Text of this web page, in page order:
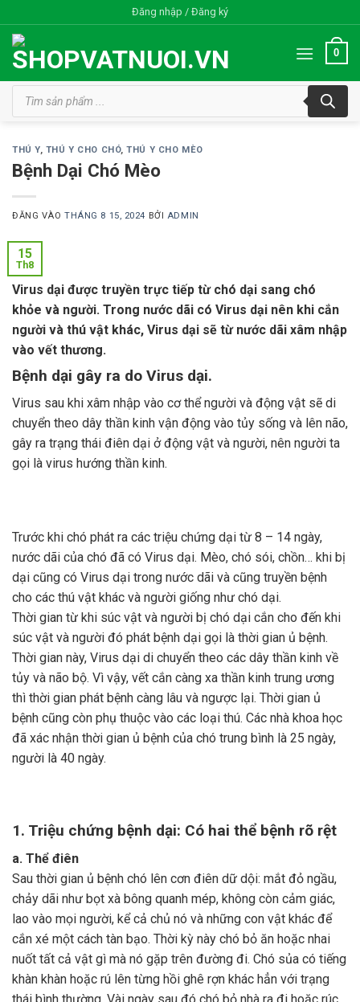
qua
nội
dung
Đăng nhập / Đăng ký
0
Tìm
kiếm
phẩm
THÚ Y, THÚ Y CHO CHÓ,THÚ Y CHO MÈO
Bệnh Dại Chó Mèo
ĐĂNG VÀOTHÁNG 8 15, 2024 BỞI ADMIN
15
Th8
Virus dại được truyền trực tiếp từ chó dại sang chó
khỏe và người. Trong nước dãi có Virus dại nên khi cắn
người và thú vật khác, Virus dại sẽ từ nước dãi xâm nhập
vào vết thương.
Bệnh dại gây ra do Virus dại.
Virus sau khi xâm nhập vào cơ thể người và động vật sẽ di
chuyển theo dây thần kinh vận động vào tủy sống và lên não,
gây ra trạng thái điên dại ở động vật và người, nên người ta
gọi là virus hướng thần kinh.
Trước khi chó phát ra các triệu chứng dại từ 8 – 14 ngày,
nước dãi của chó đã có Virus dại. Mèo, chó sói, chồn… khi bị
dại cũng có Virus dại trong nước dãi và cũng truyền bệnh
cho các thú vật khác và người giống như chó dại.
Thời gian từ khi súc vật và người bị chó dại cắn cho đến khi
súc vật và người đó phát bệnh dại gọi là thời gian ủ bệnh.
Thời gian này, Virus dại di chuyển theo các dây thần kinh về
tủy và não bộ. Vì vậy, vết cắn càng xa thần kinh trung ương
thì thời gian phát bệnh càng lâu và ngược lại. Thời gian ủ
bệnh cũng còn phụ thuộc vào các loại thú. Các nhà khoa học
đã xác nhận thời gian ủ bệnh của chó trung bình là 25 ngày,
người là 40 ngày.
1. Triệu chứng bệnh dại: Có hai thể bệnh rõ rệt
a. Thể điên
Sau thời gian ủ bệnh chó lên cơn điên dữ dội: mắt đỏ ngầu,
chảy dãi như bọt xà bông quanh mép, không còn cảm giác,
lao vào mọi người, kể cả chủ nó và những con vật khác để
cắn xé một cách tàn bạo. Thời kỳ này chó bỏ ăn hoặc nhai
nuốt tất cả vật gì mà nó gặp trên đường đi. Chó sủa có tiếng
khàn khàn hoặc rú lên từng hồi ghê rợn khác hẳn với trạng